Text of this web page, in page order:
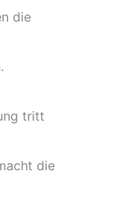
die
tritt
die